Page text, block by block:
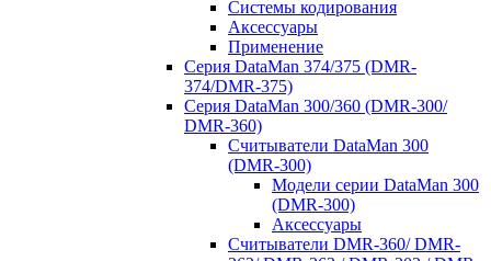
Системы кодирования
Аксессуары
Применение
Серия DataMan 374/375 (DMR-
374/DMR-375)
Серия DataMan 300/360 (DMR-300/
DMR-360)
Считыватели DataMan 300
(DMR-300)
Модели серии DataMan 300
(DMR-300)
Аксессуары
Считыватели DMR-360/ DMR-